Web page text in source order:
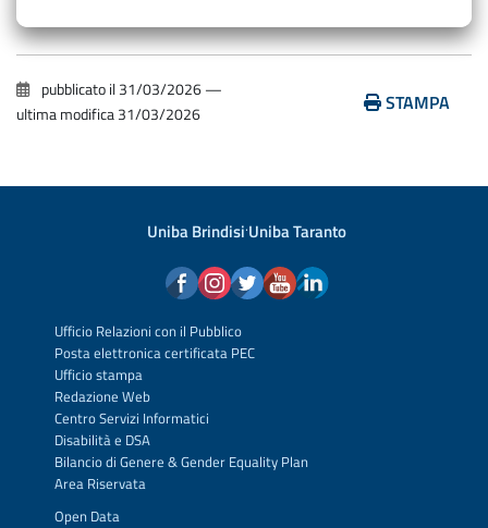
pubblicato il31/03/2026—
ultima modifica31/03/2026 STAMPA
Uniba Brindisi·Uniba Taranto
Ufficio Relazioni con il Pubblico
Posta elettronica certificata PEC
Ufficio stampa
Redazione Web
Centro Servizi Informatici
Disabilità e DSA
Bilancio di Genere & Gender Equality Plan
Area Riservata
Open Data